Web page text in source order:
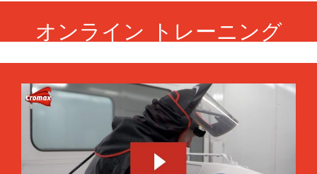
オンライン トレーニング